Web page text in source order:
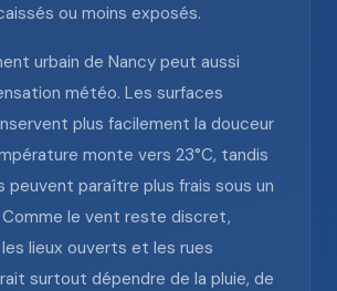
ou moins exposés.
urbain de Nancy peut aussi
météo. Les surfaces
plus facilement la douceur
monte vers 23°C, tandis
peuvent paraître plus frais sous un
le vent reste discret,
lieux ouverts et les rues
surtout dépendre de la pluie, de